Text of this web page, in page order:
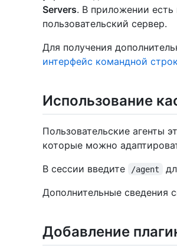
Servers. В приложении есть
пользовательский сервер.
Для получения
интерфейс командной
Использование
Пользовательские агенты
которые можно
В сессии введите
/agent
Дополнительные сведения
Добавление